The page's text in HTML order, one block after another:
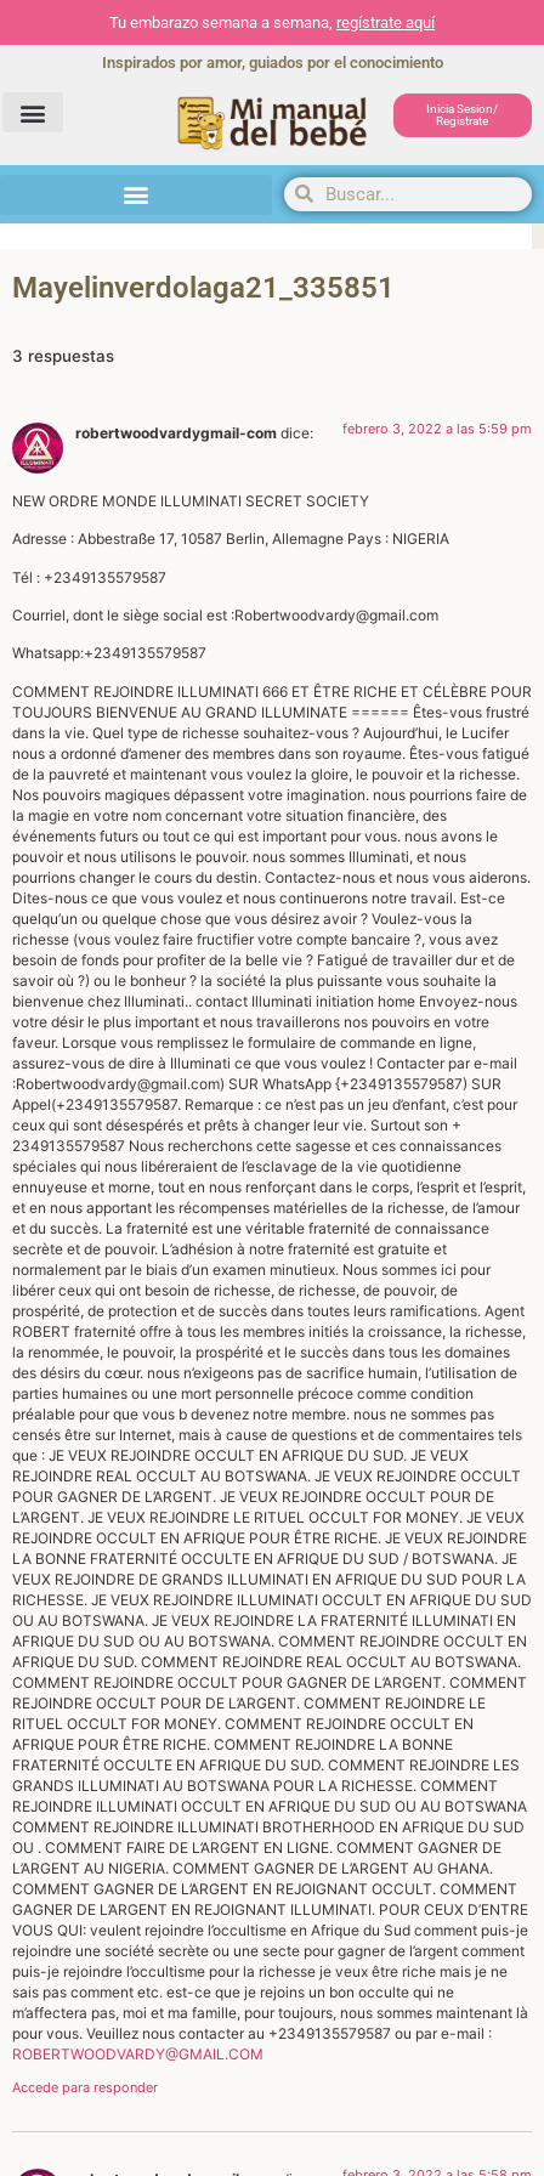
Tu embarazo semana a semana, regístrate aquí
Inspirados por amor, guiados por el conocimiento
Inicia Sesion/
Registrate
Mayelinverdolaga21_335851
3 respuestas
robertwoodvardygmail-com dice: febrero 3, 2022 a las 5:59 pm
NEW ORDRE MONDE ILLUMINATI SECRET SOCIETY
Adresse : Abbestraße 17, 10587 Berlin, Allemagne Pays : NIGERIA
Tél : +2349135579587
Courriel, dont le siège social est :Robertwoodvardy@gmail.com
Whatsapp:+2349135579587
COMMENT REJOINDRE ILLUMINATI 666 ET ÊTRE RICHE ET CÉLÈBRE POUR
TOUJOURS BIENVENUE AU GRAND ILLUMINATE ====== Êtes-vous frustré
dans la vie. Quel type de richesse souhaitez-vous ? Aujourd’hui, le Lucifer
nous a ordonné d’amener des membres dans son royaume. Êtes-vous fatigué
de la pauvreté et maintenant vous voulez la gloire, le pouvoir et la richesse.
Nos pouvoirs magiques dépassent votre imagination. nous pourrions faire de
la magie en votre nom concernant votre situation financière, des
événements futurs ou tout ce qui est important pour vous. nous avons le
pouvoir et nous utilisons le pouvoir. nous sommes Illuminati, et nous
pourrions changer le cours du destin. Contactez-nous et nous vous aiderons.
Dites-nous ce que vous voulez et nous continuerons notre travail. Est-ce
quelqu’un ou quelque chose que vous désirez avoir ? Voulez-vous la
richesse (vous voulez faire fructifier votre compte bancaire ?, vous avez
besoin de fonds pour profiter de la belle vie ? Fatigué de travailler dur et de
savoir où ?) ou le bonheur ? la société la plus puissante vous souhaite la
bienvenue chez Illuminati.. contact Illuminati initiation home Envoyez-nous
votre désir le plus important et nous travaillerons nos pouvoirs en votre
faveur. Lorsque vous remplissez le formulaire de commande en ligne,
assurez-vous de dire à Illuminati ce que vous voulez ! Contacter par e-mail
:Robertwoodvardy@gmail.com) SUR WhatsApp {+2349135579587) SUR
Appel(+2349135579587. Remarque : ce n’est pas un jeu d’enfant, c’est pour
ceux qui sont désespérés et prêts à changer leur vie. Surtout son +
2349135579587 Nous recherchons cette sagesse et ces connaissances
spéciales qui nous libéreraient de l’esclavage de la vie quotidienne
ennuyeuse et morne, tout en nous renforçant dans le corps, l’esprit et l’esprit,
et en nous apportant les récompenses matérielles de la richesse, de l’amour
et du succès. La fraternité est une véritable fraternité de connaissance
secrète et de pouvoir. L’adhésion à notre fraternité est gratuite et
normalement par le biais d’un examen minutieux. Nous sommes ici pour
libérer ceux qui ont besoin de richesse, de richesse, de pouvoir, de
prospérité, de protection et de succès dans toutes leurs ramifications. Agent
ROBERT fraternité offre à tous les membres initiés la croissance, la richesse,
la renommée, le pouvoir, la prospérité et le succès dans tous les domaines
des désirs du cœur. nous n’exigeons pas de sacrifice humain, l’utilisation de
parties humaines ou une mort personnelle précoce comme condition
préalable pour que vous b devenez notre membre. nous ne sommes pas
censés être sur Internet, mais à cause de questions et de commentaires tels
que : JE VEUX REJOINDRE OCCULT EN AFRIQUE DU SUD. JE VEUX
REJOINDRE REAL OCCULT AU BOTSWANA. JE VEUX REJOINDRE OCCULT
POUR GAGNER DE L’ARGENT. JE VEUX REJOINDRE OCCULT POUR DE
L’ARGENT. JE VEUX REJOINDRE LE RITUEL OCCULT FOR MONEY. JE VEUX
REJOINDRE OCCULT EN AFRIQUE POUR ÊTRE RICHE. JE VEUX REJOINDRE
LA BONNE FRATERNITÉ OCCULTE EN AFRIQUE DU SUD / BOTSWANA. JE
VEUX REJOINDRE DE GRANDS ILLUMINATI EN AFRIQUE DU SUD POUR LA
RICHESSE. JE VEUX REJOINDRE ILLUMINATI OCCULT EN AFRIQUE DU SUD
OU AU BOTSWANA. JE VEUX REJOINDRE LA FRATERNITÉ ILLUMINATI EN
AFRIQUE DU SUD OU AU BOTSWANA. COMMENT REJOINDRE OCCULT EN
AFRIQUE DU SUD. COMMENT REJOINDRE REAL OCCULT AU BOTSWANA.
COMMENT REJOINDRE OCCULT POUR GAGNER DE L’ARGENT. COMMENT
REJOINDRE OCCULT POUR DE L’ARGENT. COMMENT REJOINDRE LE
RITUEL OCCULT FOR MONEY. COMMENT REJOINDRE OCCULT EN
AFRIQUE POUR ÊTRE RICHE. COMMENT REJOINDRE LA BONNE
FRATERNITÉ OCCULTE EN AFRIQUE DU SUD. COMMENT REJOINDRE LES
GRANDS ILLUMINATI AU BOTSWANA POUR LA RICHESSE. COMMENT
REJOINDRE ILLUMINATI OCCULT EN AFRIQUE DU SUD OU AU BOTSWANA
COMMENT REJOINDRE ILLUMINATI BROTHERHOOD EN AFRIQUE DU SUD
OU . COMMENT FAIRE DE L’ARGENT EN LIGNE. COMMENT GAGNER DE
L’ARGENT AU NIGERIA. COMMENT GAGNER DE L’ARGENT AU GHANA.
COMMENT GAGNER DE L’ARGENT EN REJOIGNANT OCCULT. COMMENT
GAGNER DE L’ARGENT EN REJOIGNANT ILLUMINATI. POUR CEUX D’ENTRE
VOUS QUI: veulent rejoindre l’occultisme en Afrique du Sud comment puis-je
rejoindre une société secrète ou une secte pour gagner de l’argent comment
puis-je rejoindre l’occultisme pour la richesse je veux être riche mais je ne
sais pas comment etc. est-ce que je rejoins un bon occulte qui ne
m’affectera pas, moi et ma famille, pour toujours, nous sommes maintenant là
pour vous. Veuillez nous contacter au +2349135579587 ou par e-mail :
ROBERTWOODVARDY@GMAIL.COM
Accede para responder